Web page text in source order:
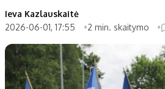
Ieva Kazlauskaitė
2026-06-01, 17:55
2 min. skaitymo